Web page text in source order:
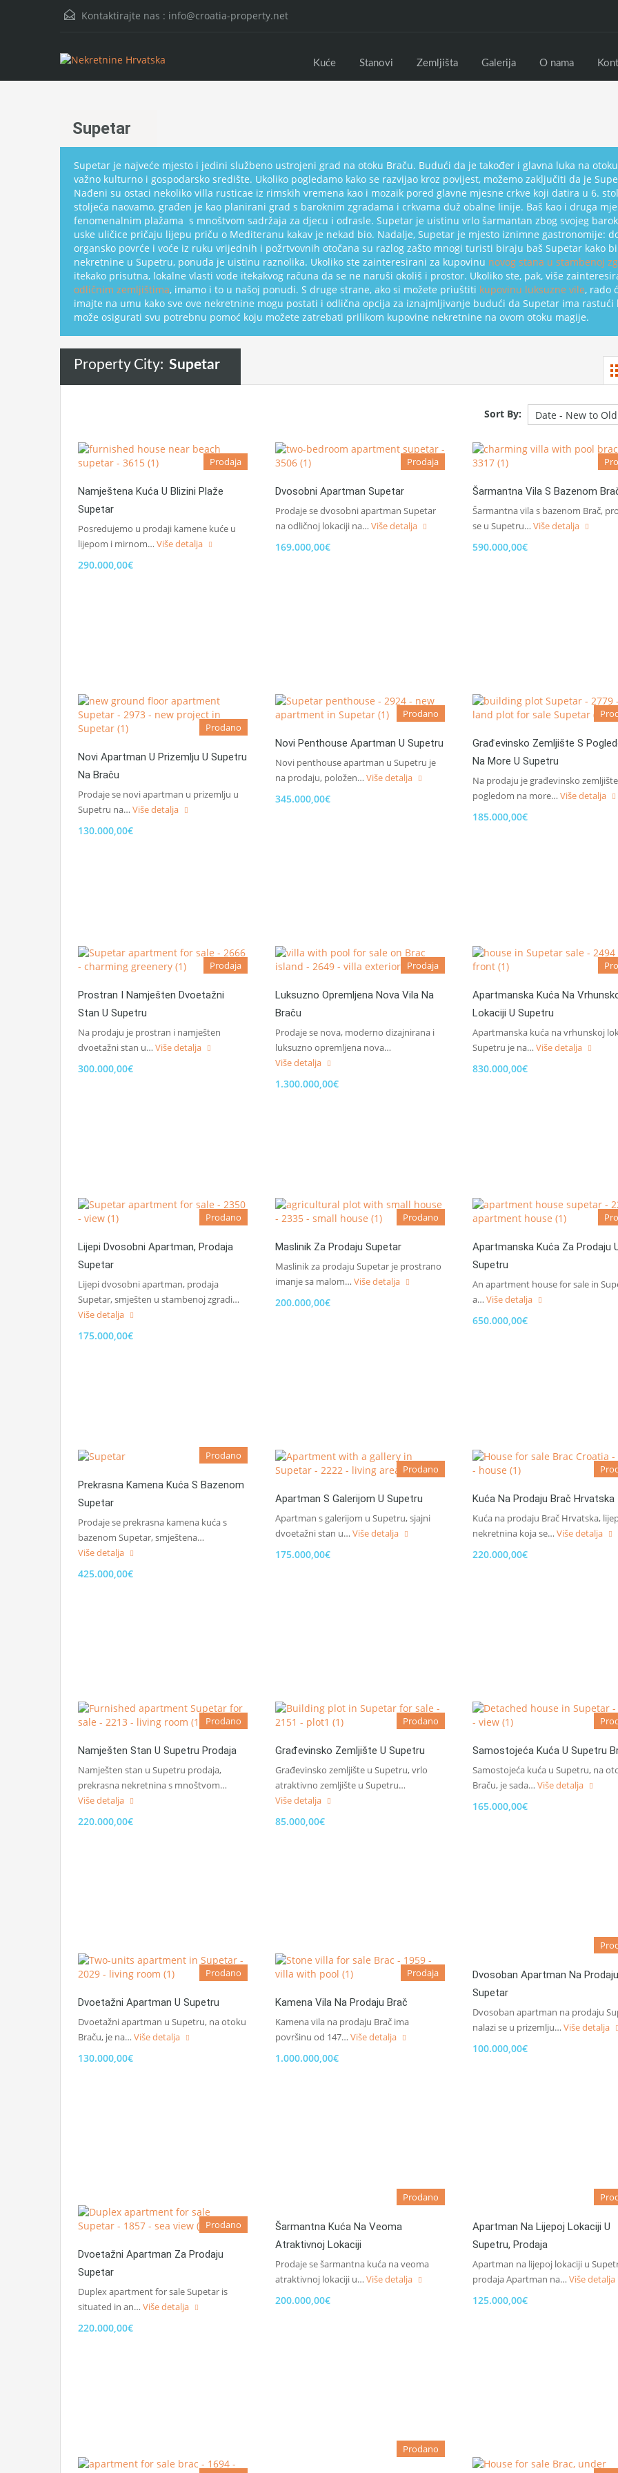
Kontaktirajte nas : info@croatia-property.net
Kuće Stanovi Zemljišta Galerija O nama
Supetar
Supetar je najveće mjesto i jedini službeno ustrojeni grad na otoku Braču. Budući da je također i glavna luka na
važno kulturno i gospodarsko središte. Ukoliko pogledamo kako se razvijao kroz povijest, možemo zaključiti da je
Nađeni su ostaci nekoliko villa rusticae iz rimskih vremena kao i mozaik pored glavne mjesne crkve koji datira u 6.
stoljeća naovamo, građen je kao planirani grad s baroknim zgradama i crkvama duž obalne linije. Baš kao i druga
fenomenalnim plažama s mnoštvom sadržaja za djecu i odrasle. Supetar je uistinu vrlo šarmantan zbog svojeg
uske uličice pričaju lijepu priču o Mediteranu kakav je nekad bio. Nadalje, Supetar je mjesto iznimne gastronomije:
organsko povrće i voće iz ruku vrijednih i požrtvovnih otočana su razlog zašto mnogi turisti biraju baš Supetar kako
nekretnine u Supetru, ponuda je uistinu raznolika. Ukoliko ste zainteresirani za kupovinu novog stana u stambenoj
itekako prisutna, lokalne vlasti vode itekakvog računa da se ne naruši okoliš i prostor. Ukoliko ste, pak, više
odličnim zemljištima, imamo i to u našoj ponudi. S druge strane, ako si možete priuštiti kupovinu luksuzne vile, rado
imajte na umu kako sve ove nekretnine mogu postati i odlična opcija za iznajmljivanje budući da Supetar ima
može osigurati svu potrebnu pomoć koju možete zatrebati prilikom kupovine nekretnine na ovom otoku magije.
Property City: Supetar
Sort By:
Prodaja
Namještena Kuća U Blizini Plaže
Supetar
Posredujemo u prodaji kamene kuće u
lijepom i mirnom… Više detalja
290.000,00€
Prodaja
Dvosobni Apartman Supetar
Prodaje se dvosobni apartman Supetar
na odličnoj lokaciji na… Više detalja
169.000,00€
Šarmantna Vila S Bazenom
Šarmantna vila s bazenom Brač,
se u Supetru… Više detalja
590.000,00€
Prodano
Novi Apartman U Prizemlju U Supetru
Na Braču
Prodaje se novi apartman u prizemlju u
Supetru na… Više detalja
130.000,00€
Prodano
Novi Penthouse Apartman U Supetru
Novi penthouse apartman u Supetru je
na prodaju, položen… Više detalja
345.000,00€
Građevinsko Zemljište S
Na More U Supetru
Na prodaju je građevinsko
pogledom na more… Više detalja
185.000,00€
Prodaja
Prostran I Namješten Dvoetažni
Stan U Supetru
Na prodaju je prostran i namješten
dvoetažni stan u… Više detalja
300.000,00€
Prodaja
Luksuzno Opremljena Nova Vila Na
Braču
Prodaje se nova, moderno dizajnirana i
luksuzno opremljena nova…
Više detalja
1.300.000,00€
Apartmanska Kuća Na
Lokaciji U Supetru
Apartmanska kuća na vrhunskoj
Supetru je na… Više detalja
830.000,00€
Prodano
Lijepi Dvosobni Apartman, Prodaja
Supetar
Lijepi dvosobni apartman, prodaja
Supetar, smješten u stambenoj zgradi…
Više detalja
175.000,00€
Prodano
Maslinik Za Prodaju Supetar
Maslinik za prodaju Supetar je prostrano
imanje sa malom… Više detalja
200.000,00€
Apartmanska Kuća Za Prodaju
Supetru
An apartment house for sale in
a… Više detalja
650.000,00€
Prodano
Prekrasna Kamena Kuća S Bazenom
Supetar
Prodaje se prekrasna kamena kuća s
bazenom Supetar, smještena…
Više detalja
425.000,00€
Prodano
Apartman S Galerijom U Supetru
Apartman s galerijom u Supetru, sjajni
dvoetažni stan u… Više detalja
175.000,00€
Kuća Na Prodaju Brač Hrvatska
Kuća na prodaju Brač Hrvatska,
nekretnina koja se… Više detalja
220.000,00€
Prodano
Namješten Stan U Supetru Prodaja
Namješten stan u Supetru prodaja,
prekrasna nekretnina s mnoštvom…
Više detalja
220.000,00€
Prodano
Građevinsko Zemljište U Supetru
Građevinsko zemljište u Supetru, vrlo
atraktivno zemljište u Supetru…
Više detalja
85.000,00€
Samostojeća Kuća U Supetru
Samostojeća kuća u Supetru, na
Braču, je sada… Više detalja
165.000,00€
Prodano
Dvoetažni Apartman U Supetru
Dvoetažni apartman u Supetru, na otoku
Braču, je na… Više detalja
130.000,00€
Prodaja
Kamena Vila Na Prodaju Brač
Kamena vila na prodaju Brač ima
površinu od 147… Više detalja
1.000.000,00€
Dvosoban Apartman Na Prodaju
Supetar
Dvosoban apartman na prodaju
nalazi se u prizemlju… Više detalja
100.000,00€
Prodano
Dvoetažni Apartman Za Prodaju
Supetar
Duplex apartment for sale Supetar is
situated in an… Više detalja
220.000,00€
Prodano
Šarmantna Kuća Na Veoma
Atraktivnoj Lokaciji
Prodaje se šarmantna kuća na veoma
atraktivnoj lokaciji u… Više detalja
200.000,00€
Apartman Na Lijepoj Lokaciji U
Supetru, Prodaja
Apartman na lijepoj lokaciji u
prodaja Apartman na… Više detalja
125.000,00€
Prodano